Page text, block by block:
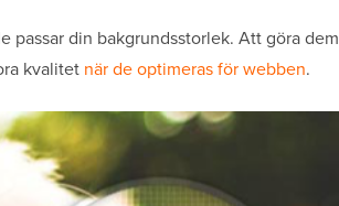
passar din bakgrundsstorlek. Att göra dem
kvalitet när de optimeras för webben.